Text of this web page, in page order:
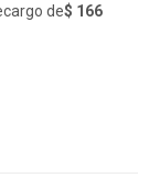
de$ 166